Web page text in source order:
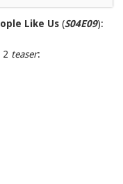
Like Us (S04E09):
2 teaser: